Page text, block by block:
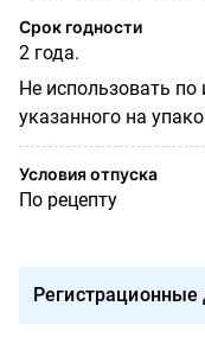
Срок годности
2 года.
Не использовать по
указанного на
Условия отпуска
По рецепту